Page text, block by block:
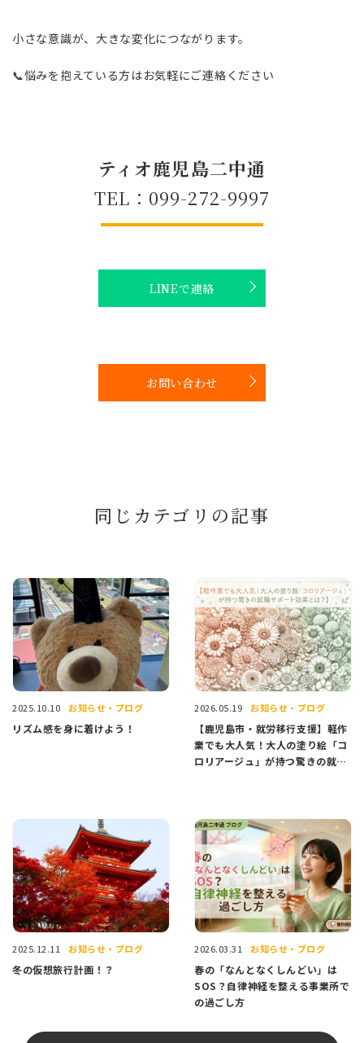
小さな意識が、大きな変化につながります。
📞悩みを抱えている方はお気軽にご連絡ください
ティオ鹿児島二中通
TEL：099-272-9997
LINEで連絡
お問い合わせ
同じカテゴリの記事
2025.10.10 お知らせ・ブログ
リズム感を身に着けよう！
2026.05.19 お知らせ・ブログ
【鹿児島市・就労移行支援】軽作
業でも大人気！大人の塗り絵「コ
ロリアージュ」が持つ驚きの就職
2025.12.11 お知らせ・ブログ
冬の仮想旅行計画！？
2026.03.31 お知らせ・ブログ
春の「なんとなくしんどい」は
SOS？自律神経を整える事業所で
の過ごし方